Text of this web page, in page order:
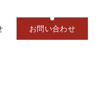
お問い合わせ